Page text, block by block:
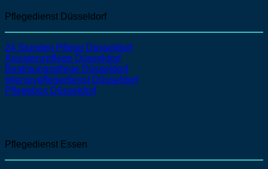
Pflegedienst Düsseldorf
24 Stunden Pflege Düsseldorf
Assistenzpflege Düsseldorf
Beatmungspflege Düsseldorf
Intensivpflegedienst Düsseldorf
Pflegebox Düsseldorf
Pflegedienst Essen